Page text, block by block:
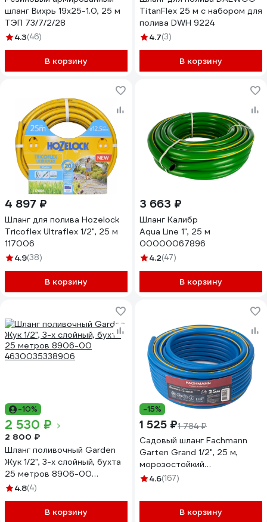
шланг Вихрь 19x25-1.0, 25 м
ТЭП 73/7/2/28
4.3(46)
В корзину
TitanFlex 25 м с набором для
полива DWH 9224
4.7(3)
В корзину
4 897 ₽
Шланг для полива Hozelock
Tricoflex Ultraflex 1/2", 25 м
117006
4.9(38)
В корзину
3 663 ₽
Шланг Калибр
Aqua Line 1", 25 м
00000067896
4.2(47)
В корзину
-10%
2 530 ₽
2 800 ₽
Шланг поливочный Garden
Жук 1/2", 3-х слойный, бухта
25 метров 8906-00
4630035338906
4.8(4)
В корзину
-15%
1 525 ₽1 784 ₽
Садовый шланг Fachmann
Garten Grand 1/2", 25 м,
морозостойкий
армированный 05.044
4.6(167)
В корзину